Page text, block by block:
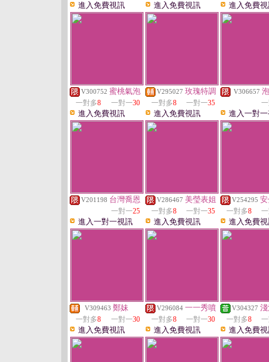
進入免費視訊 進入免費視訊 進入免費
V300752 蜜桃氣泡
一對多8 一對一30
進入免費視訊
V295027 玫瑰特調
一對多8 一對一35
進入免費視訊
V306657
進入一對
V201198 台灣喬恩
一對一25
進入一對一視訊
V286467 美瑩表姐
一對多8 一對一35
進入免費視訊
V254295
一對多8
進入免費
V309463 鄭妹
一對多8 一對一30
進入免費視訊
V296084 一一秀噴
一對多8 一對一30
進入免費視訊
V304327
一對多8
進入免費